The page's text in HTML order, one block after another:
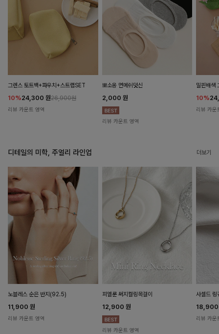
그렌스 토트백+파우치+스트랩SET
10%24,300 원26,900원
리뷰 카운트 영역
뽀소옹 면메쉬덧신
2,000 원
리뷰 카운트 영역
밀핀배색
10%
리뷰 카운
디테일의 미학, 주얼리 라인업 더보기
노블레스 순은 반지(92.5)
11,900 원
리뷰 카운트 영역
피엘룬 써지컬링목걸이
12,900 원
리뷰 카운트 영역
사셀드 링
리뷰 카운